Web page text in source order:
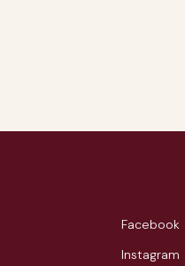
Facebook
Instagram